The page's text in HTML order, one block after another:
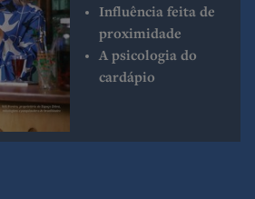
Influência feita de
proximidade
A psicologia do
cardápio